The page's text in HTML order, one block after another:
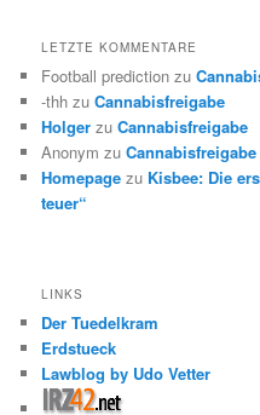
LETZTE KOMMENTARE
Football prediction zu
-thh zuCannabisfreigabe
Holger zuCannabisfreigabe
Anonym zuCannabisfreigabe
Homepage zu Kisbee: Die
teuer“
LINKS
Der Tuedelkram
Erdstueck
Lawblog by Udo Vetter